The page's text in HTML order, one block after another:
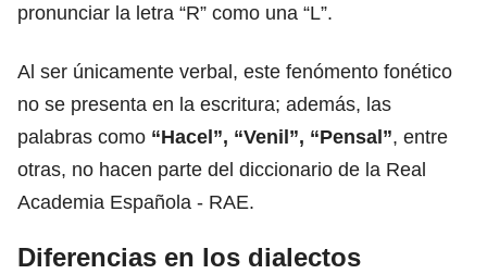
pronunciar la letra “R” como una “L”.
Al ser únicamente verbal, este fenómento fonético
no se presenta en la escritura; además, las
palabras como “Hacel”, “Venil”, “Pensal”, entre
otras, no hacen parte del diccionario de la Real
Academia Española - RAE.
Diferencias en los dialectos